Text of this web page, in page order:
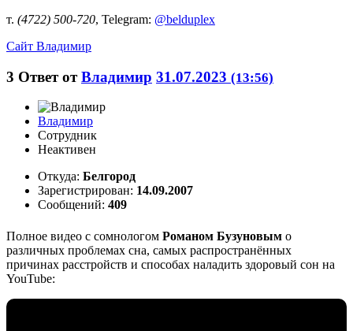
т. (4722) 500-720, Telegram: @belduplex
Сайт Владимир
3 Ответ отВладимир 31.07.2023 (13:56)
Владимир
Сотрудник
Неактивен
Откуда: Белгород
Зарегистрирован: 14.09.2007
Сообщений: 409
Полное видео с сомнологом Романом Бузуновым о
различных проблемах сна, самых распространённых
причинах расстройств и способах наладить здоровый сон на
YouTube: